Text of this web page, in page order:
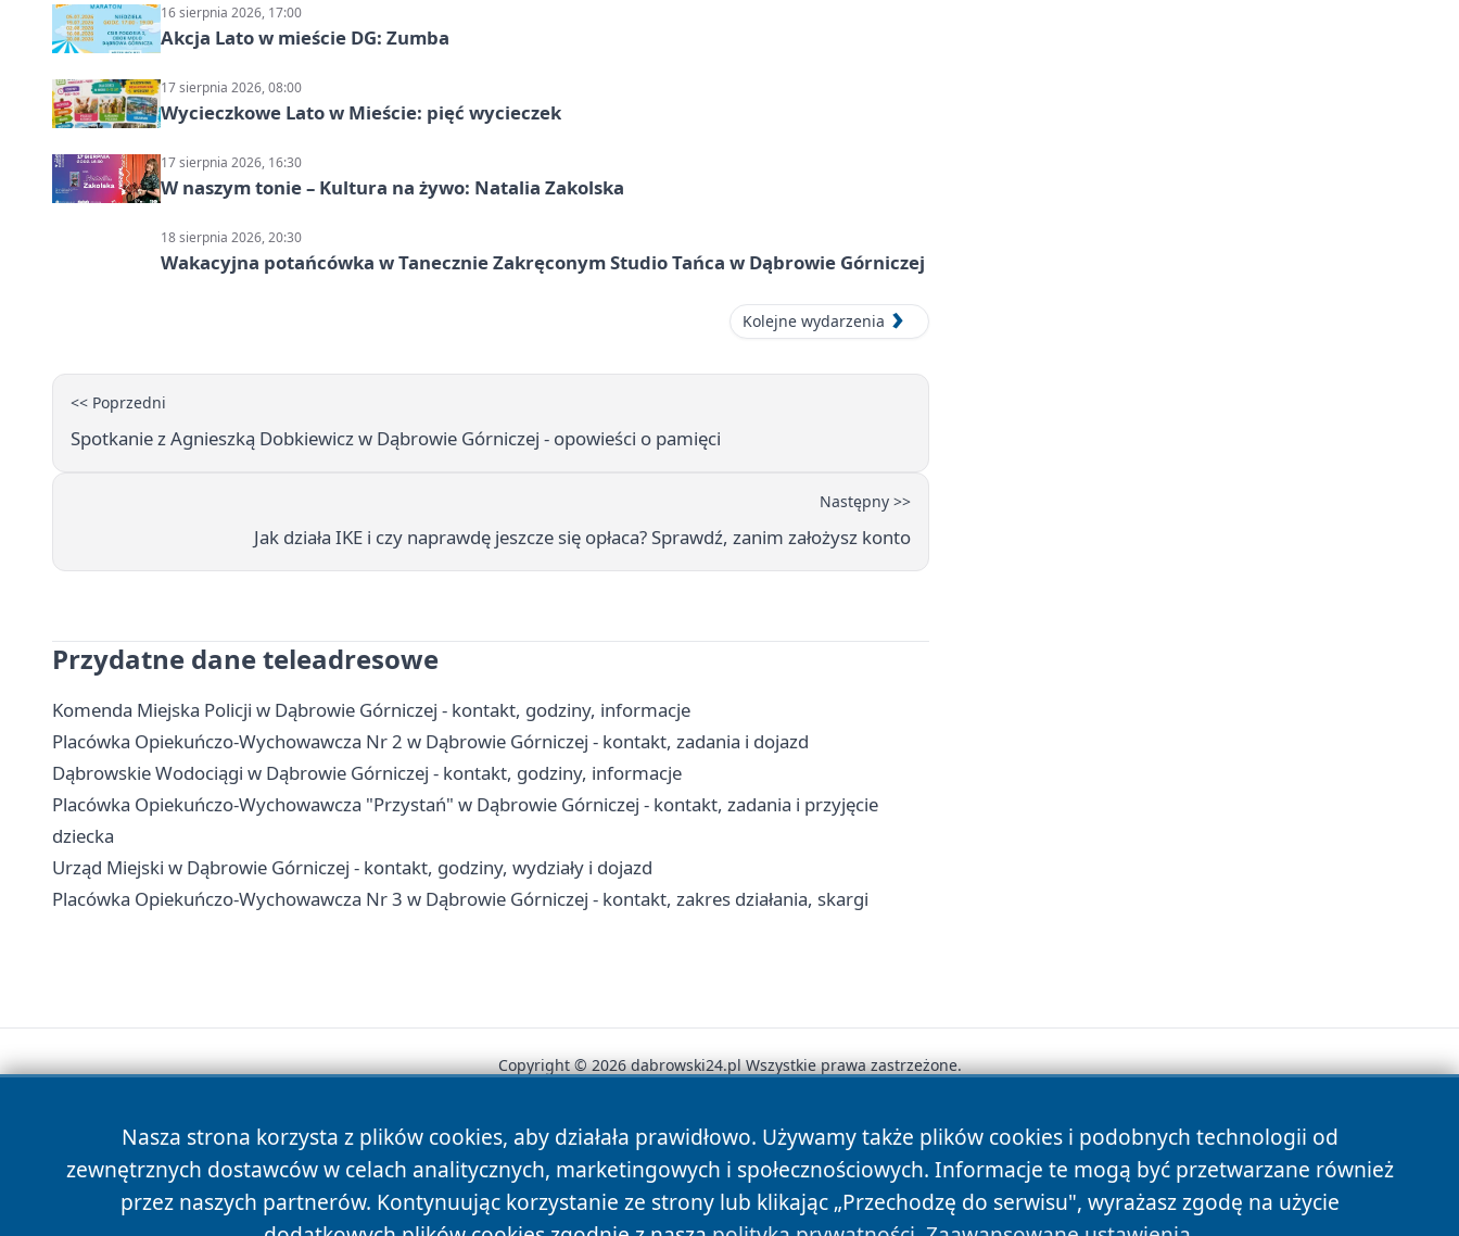
16 sierpnia 2026, 17:00
Akcja Lato w mieście DG: Zumba
17 sierpnia 2026, 08:00
Wycieczkowe Lato w Mieście: pięć wycieczek
17 sierpnia 2026, 16:30
W naszym tonie – Kultura na żywo: Natalia Zakolska
18 sierpnia 2026, 20:30
Wakacyjna potańcówka w Tanecznie Zakręconym Studio Tańca w Dąbrowie Górniczej
Kolejne wydarzenia
<< Poprzedni
Spotkanie z Agnieszką Dobkiewicz w Dąbrowie Górniczej - opowieści o pamięci
Następny >>
Jak działa IKE i czy naprawdę jeszcze się opłaca? Sprawdź, zanim założysz konto
Przydatne dane teleadresowe
Komenda Miejska Policji w Dąbrowie Górniczej - kontakt, godziny, informacje
Placówka Opiekuńczo-Wychowawcza Nr 2 w Dąbrowie Górniczej - kontakt, zadania i dojazd
Dąbrowskie Wodociągi w Dąbrowie Górniczej - kontakt, godziny, informacje
Placówka Opiekuńczo-Wychowawcza "Przystań" w Dąbrowie Górniczej - kontakt, zadania i przyjęcie
dziecka
Urząd Miejski w Dąbrowie Górniczej - kontakt, godziny, wydziały i dojazd
Placówka Opiekuńczo-Wychowawcza Nr 3 w Dąbrowie Górniczej - kontakt, zakres działania, skargi
Nasza strona korzysta z plików cookies, aby działała prawidłowo. Używamy także plików cookies i podobnych technologii od
zewnętrznych dostawców w celach analitycznych, marketingowych i społecznościowych. Informacje te mogą być przetwarzane również
przez naszych partnerów. Kontynuując korzystanie ze strony lub klikając „Przechodzę do serwisu", wyrażasz zgodę na użycie
Copyright © 2026 dabrowski24.pl Wszystkie prawa zastrzeżone.
News Autorzy Polityka Prywatności Polityka Cookies